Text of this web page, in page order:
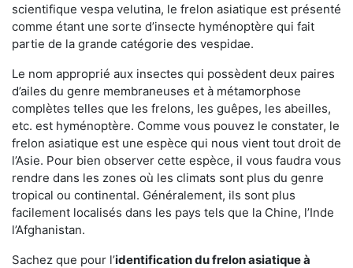
scientifique vespa velutina, le frelon asiatique est présenté
comme étant une sorte d’insecte hyménoptère qui fait
partie de la grande catégorie des vespidae.
Le nom approprié aux insectes qui possèdent deux paires
d’ailes du genre membraneuses et à métamorphose
complètes telles que les frelons, les guêpes, les abeilles,
etc. est hyménoptère. Comme vous pouvez le constater, le
frelon asiatique est une espèce qui nous vient tout droit de
l’Asie. Pour bien observer cette espèce, il vous faudra vous
rendre dans les zones où les climats sont plus du genre
tropical ou continental. Généralement, ils sont plus
facilement localisés dans les pays tels que la Chine, l’Inde
l’Afghanistan.
Sachez que pour l’identification du frelon asiatiqueà